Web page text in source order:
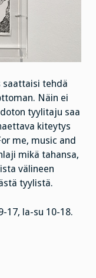
saattaisi tehdä
Näin ei
tyylitaju saa
kiteytys
me, music and
mikä tahansa,
välineen
tyylistä.
17, la-su 10-18.